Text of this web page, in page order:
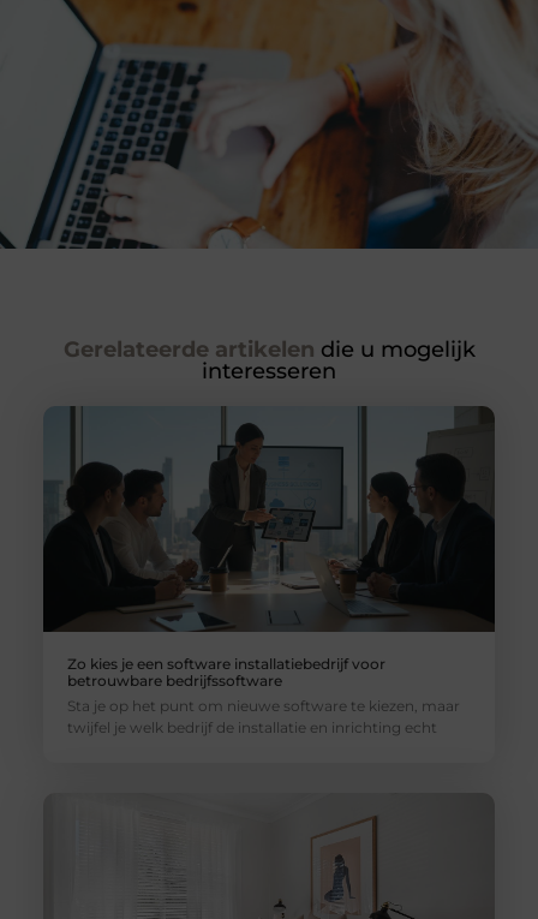
Gerelateerde artikelen die u mogelijk
interesseren
Zo kies je een software installatiebedrijf voor
betrouwbare bedrijfssoftware
Sta je op het punt om nieuwe software te kiezen, maar
twijfel je welk bedrijf de installatie en inrichting echt